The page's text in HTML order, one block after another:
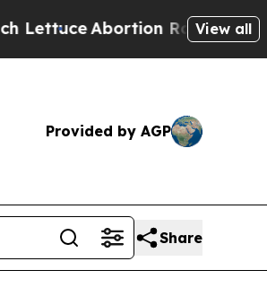
Rates Were Expected to
View all
Provided by AGP
Share